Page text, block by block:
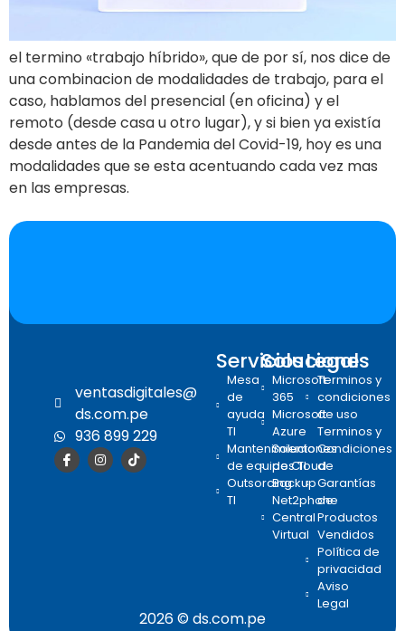
el termino «trabajo híbrido», que de por sí, nos dice de
una combinacion de modalidades de trabajo, para el
caso, hablamos del presencial (en oficina) y el
remoto (desde casa u otro lugar), y si bien ya existía
desde antes de la Pandemia del Covid-19, hoy es una
modalidades que se esta acentuando cada vez mas
en las empresas.
ventasdigitales@
ds.com.pe
936 899 229
Servicios
Mesa
de
ayuda
TI
Mantenimiento
de equipos TI
Outsorcing
TI
Soluciones
Microsoft
365
Microsoft
Azure
Soluciones
de Cloud
Backup
Net2phone
Central
Virtual
Legal
Terminos y
condiciones
de uso
Terminos y
Condiciones
de
Garantías
de
Productos
Vendidos
Política de
privacidad
Aviso
Legal
2026 © ds.com.pe